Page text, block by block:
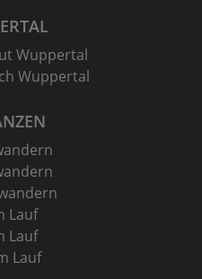
Wuppertal
Wuppertal
Lauf
Lauf
Lauf